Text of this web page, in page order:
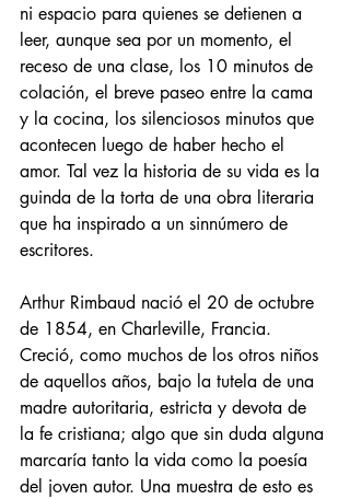
ni espacio para quienes se detienen a
leer, aunque sea por un momento, el
receso de una clase, los 10 minutos de
colación, el breve paseo entre la cama
y la cocina, los silenciosos minutos que
acontecen luego de haber hecho el
amor. Tal vez la historia de su vida es la
guinda de la torta de una obra literaria
que ha inspirado a un sinnúmero de
escritores.
Arthur Rimbaud nació el 20 de octubre
de 1854, en Charleville, Francia.
Creció, como muchos de los otros niños
de aquellos años, bajo la tutela de una
madre autoritaria, estricta y devota de
la fe cristiana; algo que sin duda alguna
marcaría tanto la vida como la poesía
del joven autor. Una muestra de esto es